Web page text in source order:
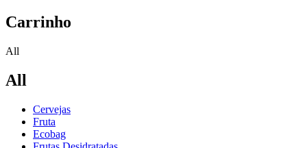
Carrinho
All
All
Cervejas
Fruta
Ecobag